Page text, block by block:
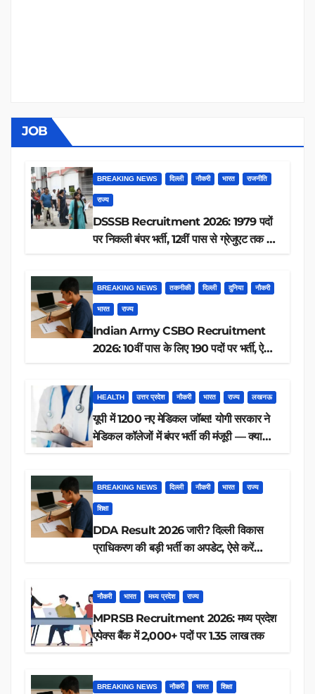
JOB
BREAKING NEWS दिल्ली नौकरी भारत राजनीति
राज्य
DSSSB Recruitment 2026: 1979 पदों
पर निकली बंपर भर्ती, 12वीं पास से ग्रेजुएट तक करें
BREAKING NEWS तकनीकी दिल्ली दुनिया नौकरी
भारत राज्य
Indian Army CSBO Recruitment
2026: 10वीं पास के लिए 190 पदों पर भर्ती, ऐसे
HEALTH उत्तर प्रदेश नौकरी भारत राज्य लखनऊ
यूपी में 1200 नए मेडिकल जॉब्स! योगी सरकार ने
मेडिकल कॉलेजों में बंपर भर्ती की मंजूरी — क्या
BREAKING NEWS दिल्ली नौकरी भारत राज्य
शिक्षा
DDA Result 2026 जारी? दिल्ली विकास
प्राधिकरण की बड़ी भर्ती का अपडेट, ऐसे करें
नौकरी भारत मध्य प्रदेश राज्य
MPRSB Recruitment 2026: मध्य प्रदेश
एपेक्स बैंक में 2,000+ पदों पर 1.35 लाख तक
BREAKING NEWS नौकरी भारत शिक्षा